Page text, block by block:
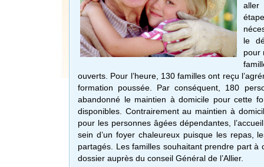
le
pour
ouverts. Pour l’heure, 130 familles ont reçu
formation poussée. Par conséquent, 180
abandonné le maintien à domicile pour cette
disponibles. Contrairement au maintien à
pour les personnes âgées dépendantes,
sein d’un foyer chaleureux puisque les repas,
partagés. Les familles souhaitant prendre part
dossier auprès du conseil Général de l’Allier.